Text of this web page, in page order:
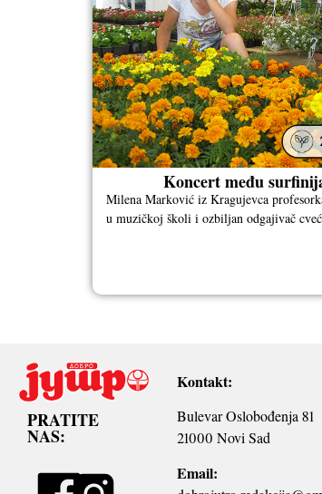
Koncert među
Milena Marković iz Kragujevca
u muzičkoj školi i ozbiljan odgajivač
PRATITE
NAS:
Kontakt:
Bulevar Oslobođenja 81
21000 Novi Sad
Email: